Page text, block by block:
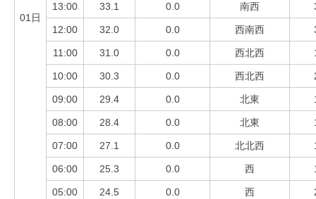
01日
13:00 33.1 0.0 南西
12:00 32.0 0.0 西南西
11:00 31.0 0.0 西北西
10:00 30.3 0.0 西北西
09:00 29.4 0.0 北東
08:00 28.4 0.0 北東
07:00 27.1 0.0 北北西
06:00 25.3 0.0 西
05:00 24.5 0.0 西